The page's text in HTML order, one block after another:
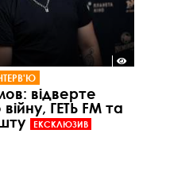
відверте
ГЕТЬ FM та
ЕКСКЛЮЗИВ